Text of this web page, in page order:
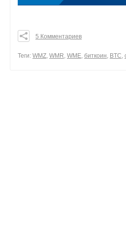
0
5 Комментариев
Теги: WMZ, WMR, WME, биткоин, BTC,